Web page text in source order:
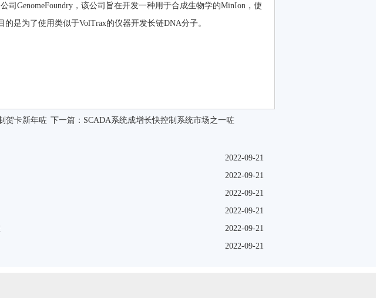
司GenomeFoundry，该公司旨在开发一种用于合成生物学的MinIon，使
是为了使用类似于VolTrax的仪器开发长链DNA分子。
贺卡新年咗 下一篇： SCADA系统成增长快控制系统市场之一咗
2022-09-21
2022-09-21
2022-09-21
2022-09-21
2022-09-21
2022-09-21